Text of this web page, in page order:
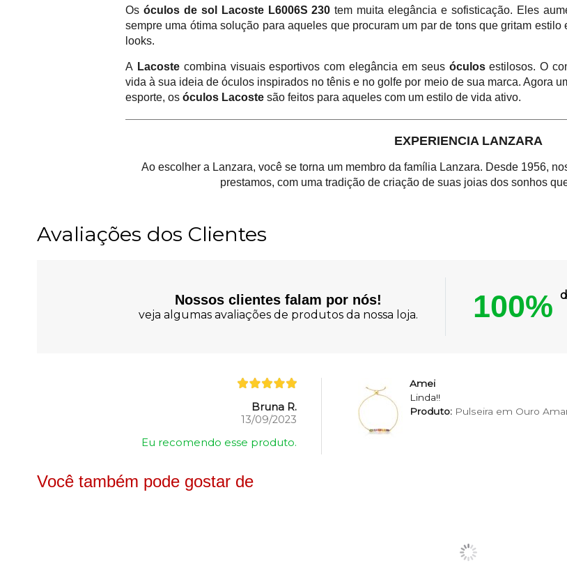
Os óculos de sol Lacoste L6006S 230 tem muita elegância e sofisticação. Eles
sempre uma ótima solução para aqueles que procuram um par de tons que gritam
looks.
A Lacoste combina visuais esportivos com elegância em seus óculosestilosos. O
vida à sua ideia de óculos inspirados no tênis e no golfe por meio de sua marca. Agora
esporte, os óculos Lacoste são feitos para aqueles com um estilo de vida ativo.
EXPERIENCIA LANZARA
Ao escolher a Lanzara, você se torna um membro da família Lanzara. Desde 1956,
prestamos, com uma tradição de criação de suas joias dos sonhos
Avaliações dos Clientes
Nossos clientes falam por nós!
veja algumas avaliações de produtos da nossa loja. 100%
Bruna R.
13/09/2023
Eu recomendo esse produto.
Amei
Linda!!
Produto:Pulseira em Ouro
Você também pode gostar de